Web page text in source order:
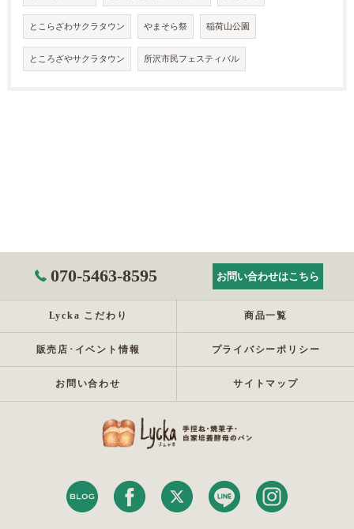
とこらざわサクラタウン やまそら祭 稲荷山公園
ところざやサクラタウン 所沢市民フェスティバル
070-5463-8595 お問い合わせはこちら
Lycka こだわり 商品一覧
販売店･イベント情報 プライバシーポリシー
お問い合わせ サイトマップ